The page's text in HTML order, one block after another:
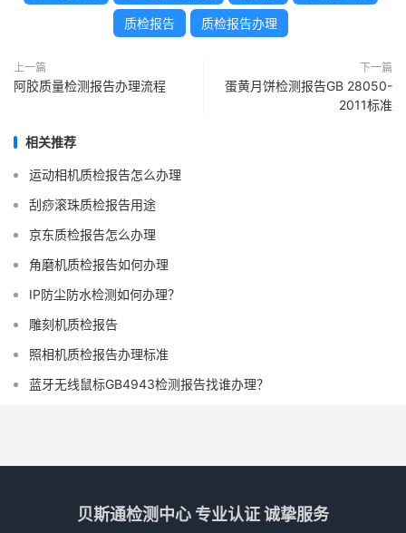
质检报告 质检报告办理
上一篇
阿胶质量检测报告办理流程
下一篇
蛋黄月饼检测报告GB 28050-
2011标准
相关推荐
运动相机质检报告怎么办理
刮痧滚珠质检报告用途
京东质检报告怎么办理
角磨机质检报告如何办理
IP防尘防水检测如何办理？
雕刻机质检报告
照相机质检报告办理标准
蓝牙无线鼠标GB4943检测报告找谁办理？
贝斯通检测中心 专业认证 诚挚服务